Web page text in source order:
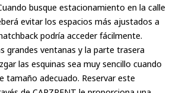
busque estacionamiento en la calle
evitar los espacios más ajustados a
podría acceder fácilmente.
grandes ventanas y la parte trasera
las esquinas sea muy sencillo cuando
tamaño adecuado. Reservar este